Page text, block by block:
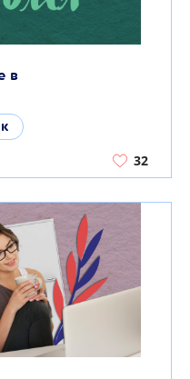
в
32